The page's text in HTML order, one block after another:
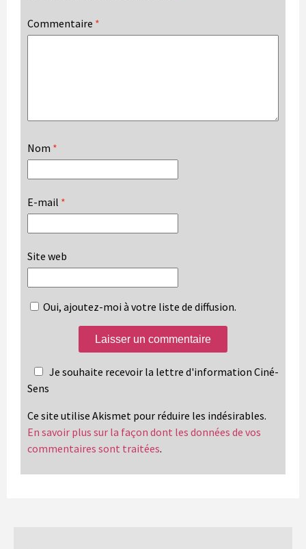
Commentaire *
Nom *
E-mail *
Site web
Oui, ajoutez-moi à votre liste de diffusion.
Je souhaite recevoir la lettre d'information Ciné-
Sens
Ce site utilise Akismet pour réduire les indésirables.
En savoir plus sur la façon dont les données de vos
commentaires sont traitées.